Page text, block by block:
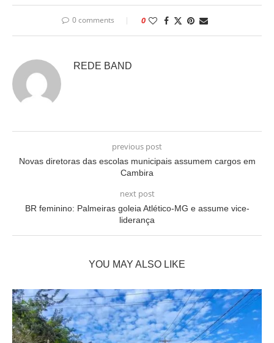
0 comments 0
REDE BAND
previous post
Novas diretoras das escolas municipais assumem cargos em
Cambira
next post
BR feminino: Palmeiras goleia Atlético-MG e assume vice-
liderança
YOU MAY ALSO LIKE